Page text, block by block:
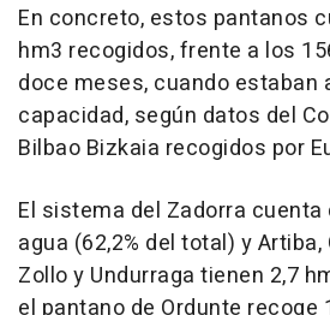
En concreto, estos pantanos
hm3 recogidos, frente a los
doce meses, cuando estaban
capacidad, según datos del
Bilbao Bizkaia recogidos por
El sistema del Zadorra cuenta
agua (62,2% del total) y Artiba,
Zollo y Undurraga tienen 2,7
el pantano de Ordunte recoge